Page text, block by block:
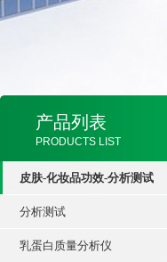
产品列表
PRODUCTS LIST
皮肤-化妆品功效-分析测试
分析测试
乳蛋白质量分析仪